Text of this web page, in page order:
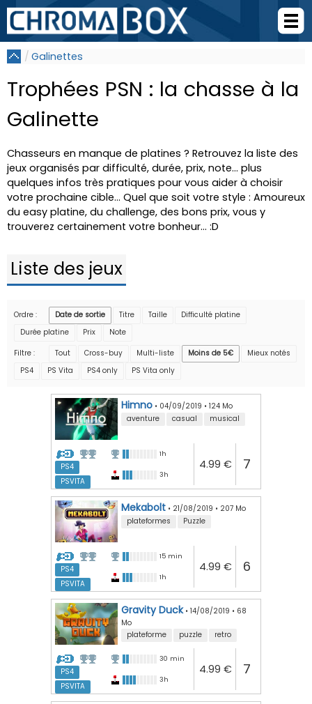
Galinettes
Trophées PSN : la chasse à la
Galinette
Chasseurs en manque de platines ? Retrouvez la liste des
jeux organisés par difficulté, durée, prix, note... plus
quelques infos très pratiques pour vous aider à choisir
votre prochaine cible... Quel que soit votre style : Amoureux
du easy platine, du challenge, des bons prix, vous y
trouverez certainement votre bonheur... :D
Liste des jeux
Ordre : Date de sortie Titre Taille
Difficulté platine
Durée platine
Prix
Note
Filtre :
Tout Cross-buy Multi-liste Moins de 5€
Mieux notés
PS4
PS Vita PS4 only PS Vita only
Himno • 04/09/2019 • 124 Mo
aventure
casual musical
PS4
PSVITA
1h
3h
4.99 € 7
Mekabolt • 21/08/2019 • 207 Mo
plateformes
Puzzle
PS4
PSVITA
15 min
1h
4.99 € 6
Gravity Duck• 14/08/2019 • 68
Mo
plateforme
puzzle retro
PS4
PSVITA
30 min
3h
4.99 € 7